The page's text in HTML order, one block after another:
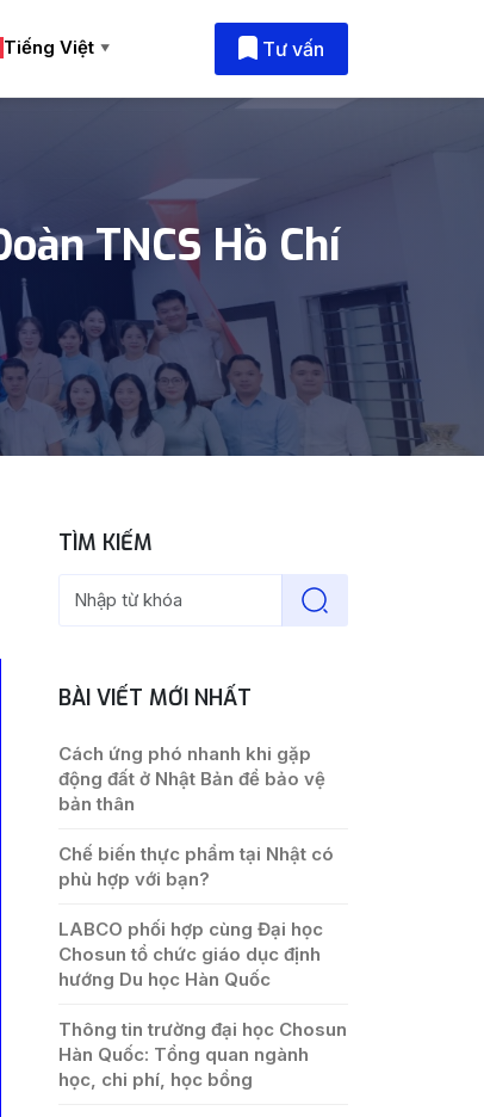
Tiếng Việt ▼ Tư vấn
TNCS Hồ Chí
TÌM KIẾM
BÀI VIẾT MỚI NHẤT
Cách ứng phó nhanh khi gặp
động đất ở Nhật Bản để bảo vệ
bản thân
Chế biến thực phẩm tại Nhật có
phù hợp với bạn?
LABCO phối hợp cùng Đại học
Chosun tổ chức giáo dục định
hướng Du học Hàn Quốc
Thông tin trường đại học Chosun
Hàn Quốc: Tổng quan ngành
học, chi phí, học bổng